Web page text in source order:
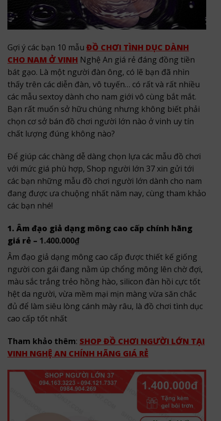
Gợi ý các bạn 10 mẫu ĐỒ CHƠI TÌNH DỤC DÀNH
CHO NAM Ở VINH Nghệ An giá rẻ đáng đồng tiền
bát gạo. Là một người đàn ông, có lẽ bạn đã nhìn
thấy trên các diễn đàn, vô tuyến… có rất và rất nhiều
các mẫu sextoy dành cho nam giới vô cùng bắt mắt.
Bạn rất muốn sở hữu chúng nhưng không biết phải
chọn cơ sở bán đồ chơi người lớn nào ở vinh uy tín
chất lượng đúng không nào?
Để giúp các chàng dễ dàng chọn lựa các mẫu đồ chơi
với mức giá phù hợp, Shop người lớn 37 xin gửi tới
các bạn những mẫu đồ chơi người lớn dành cho nam
đang được ưa chuộng nhất năm nay, cùng tham khảo
các bạn nhé!
1. Âm đạo giả dạng mông cao cấp chính hãng
giá rẻ – 1.400.000₫
Âm đạo giả dạng mông cao cấp được thiết kế giống
người con gái đang nằm úp chổng mông lên chờ đợi,
màu sắc trắng trẻo hồng hào, silicon đàn hồi cực tốt
hệt da người, vừa mềm mại mịn màng vừa săn chắc
đủ để làm siêu lòng cánh mày râu, là đồ chơi tình dục
cao cấp tốt nhất
Tham khảo thêm: SHOP ĐỒ CHƠI NGƯỜI LỚN TẠI
VINH NGHỆ AN CHÍNH HÃNG GIÁ RẺ